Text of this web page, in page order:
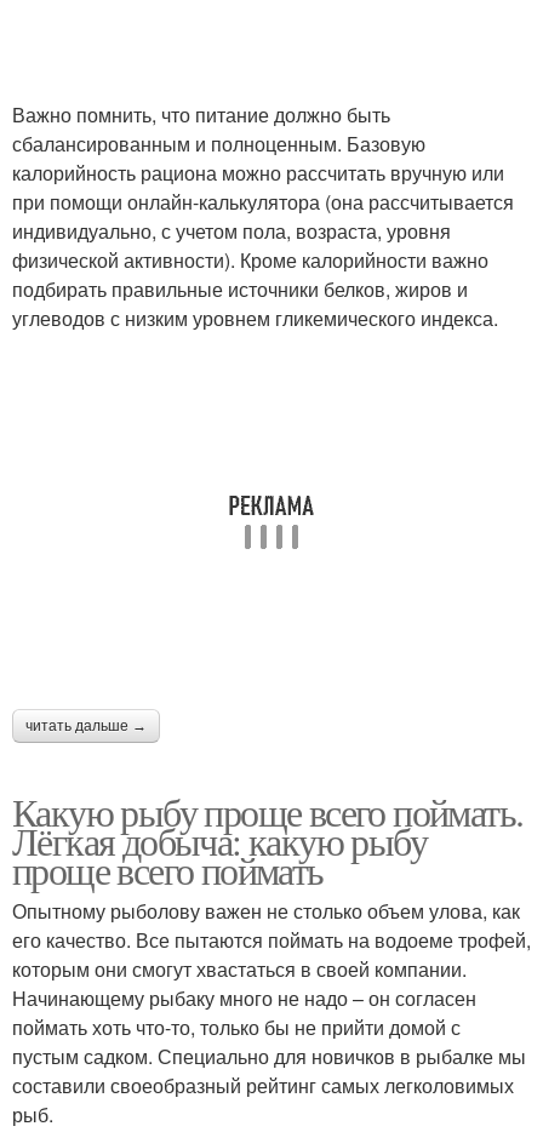
Важно помнить, что питание должно быть
сбалансированным и полноценным. Базовую
калорийность рациона можно рассчитать вручную или
при помощи онлайн-калькулятора (она рассчитывается
индивидуально, с учетом пола, возраста, уровня
физической активности). Кроме калорийности важно
подбирать правильные источники белков, жиров и
углеводов с низким уровнем гликемического индекса.
читать дальше →
Какую рыбу проще всего поймать.
Лёгкая добыча: какую рыбу
проще всего поймать
Опытному рыболову важен не столько объем улова, как
его качество. Все пытаются поймать на водоеме трофей,
которым они смогут хвастаться в своей компании.
Начинающему рыбаку много не надо – он согласен
поймать хоть что-то, только бы не прийти домой с
пустым садком. Специально для новичков в рыбалке мы
составили своеобразный рейтинг самых легколовимых
рыб.